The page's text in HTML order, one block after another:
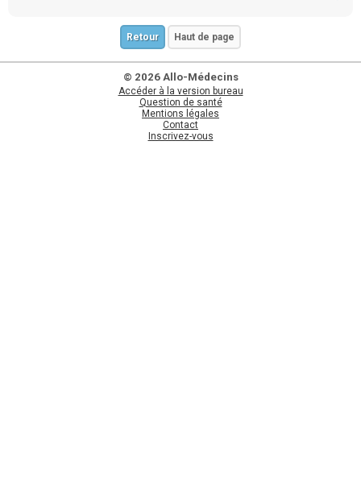
Retour Haut de page
© 2026 Allo-Médecins
Accéder à la version bureau
Question de santé
Mentions légales
Contact
Inscrivez-vous